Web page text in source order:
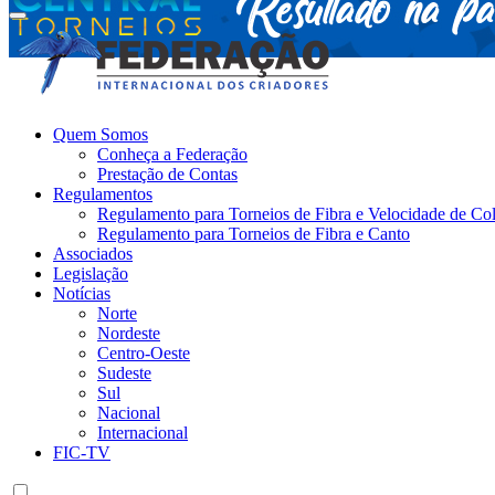
Site da Federação Internacional dos Criadores de Pássaros
Quem Somos
Conheça a Federação
Prestação de Contas
Regulamentos
Regulamento para Torneios de Fibra e Velocidade de
Regulamento para Torneios de Fibra e Canto
Associados
Legislação
Notícias
Norte
Nordeste
Centro-Oeste
Sudeste
Sul
Nacional
Internacional
FIC-TV